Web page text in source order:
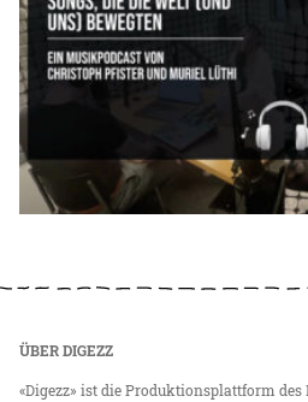
ÜBER DIGEZZ
«Digezz» ist die Produktionsplattform